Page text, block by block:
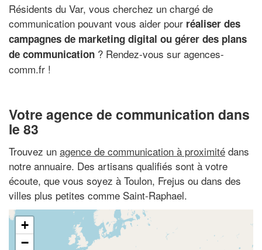
Résidents du Var, vous cherchez un chargé de
communication pouvant vous aider pour réaliser des
campagnes de marketing digital ou gérer des plans
de communication ? Rendez-vous sur agences-
comm.fr !
Votre agence de communication dans
le 83
Trouvez un agence de communication à proximité dans
notre annuaire. Des artisans qualifiés sont à votre
écoute, que vous soyez à Toulon, Frejus ou dans des
villes plus petites comme Saint-Raphael.
+
−